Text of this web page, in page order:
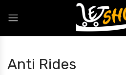
Anti Rides